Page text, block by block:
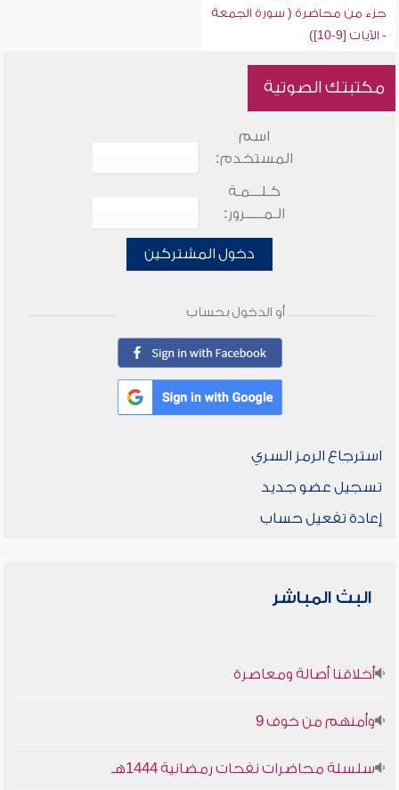
جزء من محاضرة ( سورة الجمعة
- الآيات [9-10])
مكتبتك الصوتية
اسم
المستخدم:
كـلـــمـة
الـمـــــرور:
دخول المشتركين
أو الدخول بحساب
استرجاع الرمز السري
تسجيل عضو جديد
إعادة تفعيل حساب
البث المباشر
أخلاقنا أصالة ومعاصرة
وأمنهم من خوف 9
سلسلة محاضرات نفحات رمضانية 1444هـ